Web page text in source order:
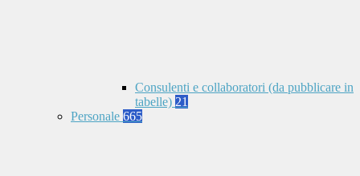
Consulenti e collaboratori (da pubblicare in
tabelle) 21
Personale 665